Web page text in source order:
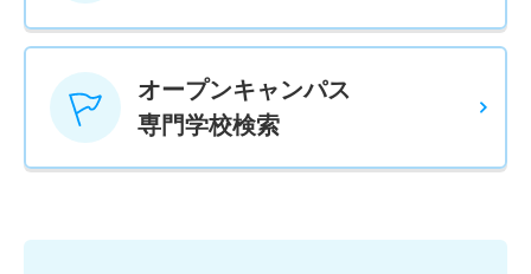
オープンキャンパス
専門学校検索